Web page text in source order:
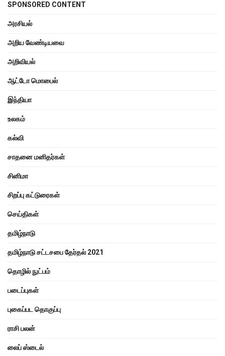
SPONSORED CONTENT
அரசியல்
அறிய வேண்டியவை
அறிவியல்
ஆட்டோ மொபைல்
இந்தியா
உலகம்
கல்வி
சாதனை மனிதர்கள்
சினிமா
சிறப்பு கட்டுரைகள்
செய்திகள்
தமிழ்நாடு
தமிழ்நாடு சட்டசபை தேர்தல் 2021
தொழில் நுட்பம்
படைப்புகள்
புகைப்பட தொகுப்பு
ராசி பலன்
லைப் ஸ்டைல்